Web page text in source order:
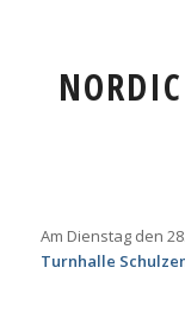
Am Dienstag den
Turnhalle